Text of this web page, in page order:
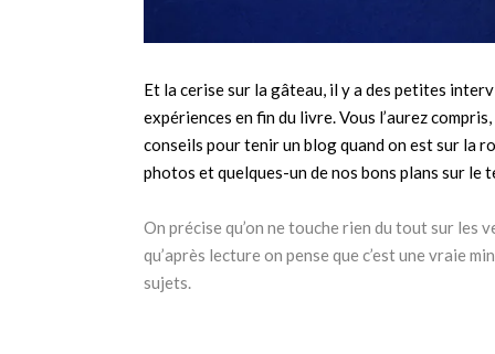
Et la cerise sur la gâteau, il y a des petites
expériences en fin du livre. Vous l’aurez
conseils pour tenir un blog quand on est sur la
photos et quelques-un de nos bons plans sur le
On précise qu’on ne touche rien du tout sur les
qu’après lecture on pense que c’est une vraie
sujets.